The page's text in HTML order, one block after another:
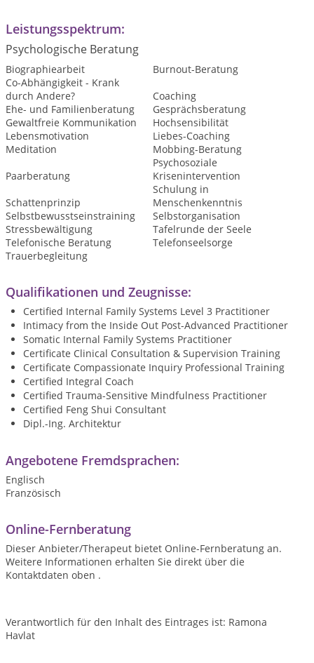
Leistungsspektrum:
Psychologische Beratung
Biographiearbeit
Burnout-Beratung
Co-Abhängigkeit - Krank
durch Andere?
Coaching
Ehe- und Familienberatung
Gesprächsberatung
Gewaltfreie Kommunikation
Hochsensibilität
Lebensmotivation
Liebes-Coaching
Meditation
Mobbing-Beratung
Paarberatung
Psychosoziale
Krisenintervention
Schattenprinzip
Schulung in
Menschenkenntnis
Selbstbewusstseinstraining
Selbstorganisation
Stressbewältigung
Tafelrunde der Seele
Telefonische Beratung
Telefonseelsorge
Trauerbegleitung
Qualifikationen und Zeugnisse:
Certified Internal Family Systems Level 3 Practitioner
Intimacy from the Inside Out Post-Advanced Practitioner
Somatic Internal Family Systems Practitioner
Certificate Clinical Consultation & Supervision Training
Certificate Compassionate Inquiry Professional Training
Certified Integral Coach
Certified Trauma-Sensitive Mindfulness Practitioner
Certified Feng Shui Consultant
Dipl.-Ing. Architektur
Angebotene Fremdsprachen:
Englisch
Französisch
Online-Fernberatung
Dieser Anbieter/Therapeut bietet Online-Fernberatung an.
Weitere Informationen erhalten Sie direkt über die
Kontaktdaten oben .
Verantwortlich für den Inhalt des Eintrages ist: Ramona
Havlat